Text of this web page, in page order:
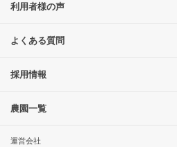
利用者様の声
よくある質問
採用情報
農園一覧
運営会社